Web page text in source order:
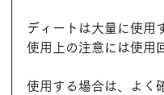
ディートは大量に使用
使用上の注意には使用
使用する場合は、よく